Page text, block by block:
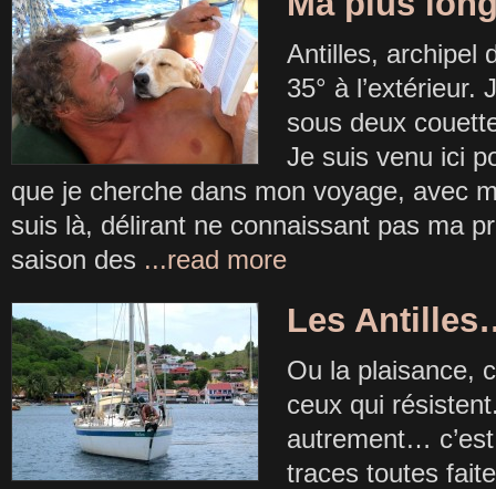
Antilles, archipel
35° à l’extérieur.
sous deux
Je suis venu ici
que je cherche dans mon voyage, avec
suis là, délirant ne connaissant pas ma
saison des ...read more
Les
Ou la plaisance,
ceux qui
autrement…
traces toutes